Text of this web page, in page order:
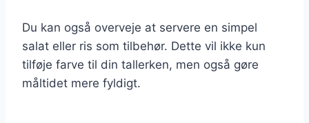
Du kan også overveje at servere en simpel
salat eller ris som tilbehør. Dette vil ikke kun
tilføje farve til din tallerken, men også gøre
måltidet mere fyldigt.